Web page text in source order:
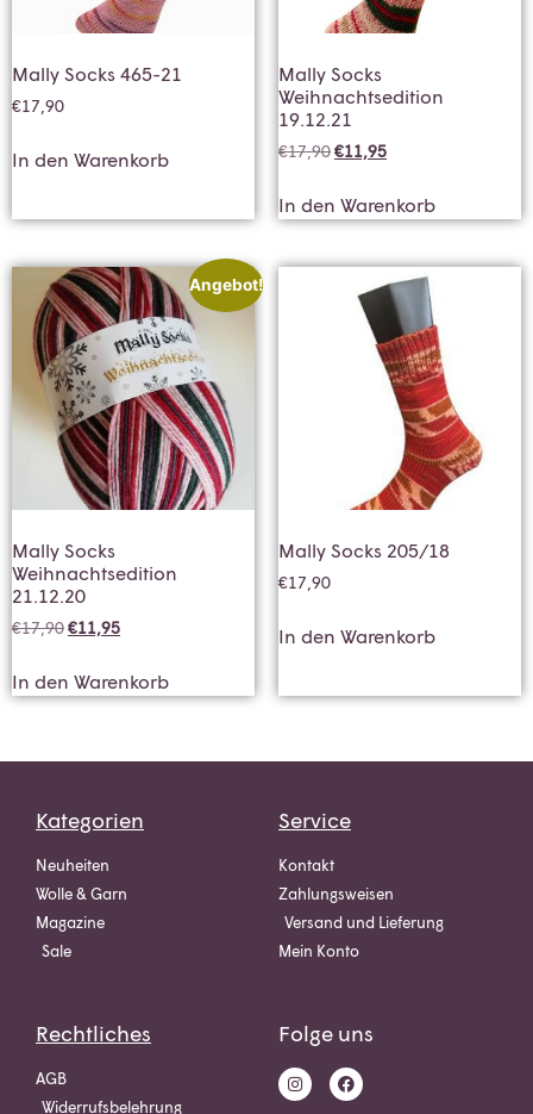
Mally Socks 465-21
€17,90
In den Warenkorb
Mally Socks
Weihnachtsedition
19.12.21
€17,90€11,95
In den Warenkorb
Angebot!
Mally Socks
Weihnachtsedition
21.12.20
€17,90€11,95
In den Warenkorb
Mally Socks 205/18
€17,90
In den Warenkorb
Kategorien
Neuheiten
Wolle & Garn
Magazine
Sale
Service
Kontakt
Zahlungsweisen
Versand und Lieferung
Mein Konto
Rechtliches
AGB
Widerrufsbelehrung
Folge uns